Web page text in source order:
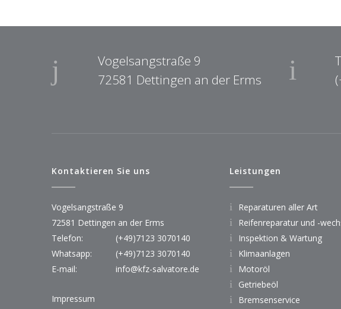
Vogelsangstraße 9
72581 Dettingen an der Erms
Kontaktieren Sie uns
Vogelsangstraße 9
72581 Dettingen an der Erms
Telefon:
(+49)7123 3070140
Whatsapp:
(+49)7123 3070140
E-mail:
info@kfz-salvatore.de
Impressum
Leistungen
Reparaturen aller Art
Reifenreparatur und -
Inspektion & Wartung
Klimaanlagen
Motoröl
Getriebeöl
Bremsenservice